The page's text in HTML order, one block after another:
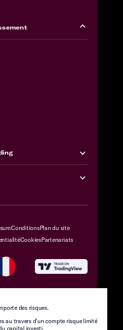
ConditionsPlan du site
CookiesPartenariats
des risques.
au travers d’un compte risque limité
capital investi.